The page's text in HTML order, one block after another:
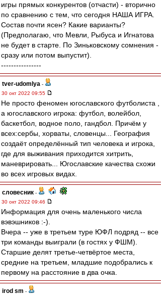
игры прямых конкурентов (отчасти) - вторично
по сравнению с тем, что сегодня НАША ИГРА.
Состав почти ясен? Какие варианты?
(Предполагаю, что Мевли, Рыбуса и Игнатова
не будет в старте. По Зиньковскому сомнения -
сразу или потом выпустит).
----------------
tver-udomlya -
30 окт 2022 09:55
Не просто феномен югославского футболиста ,
а югославского игрока: футбол, волейбол,
баскетбол, водное поло, гандбол. Причём у
всех:сербы, хорваты, словенцы... География
создаёт определённый тип человека и игрока,
где для выживания приходится хитрить,
маневрировать... Югославские качества схожи
во всех игровых видах.
словесник -
30 окт 2022 09:46
Информация для очень маленького числа
вэвэшников :-).
Вчера -- уже в третьем туре ЮФЛ подряд -- все
три команды выиграли (в гостях у ФШМ).
Старшие делят третье-четвёртое места,
средние на третьем, младшие подобрались к
первому на расстояние в два очка.
irod sm -